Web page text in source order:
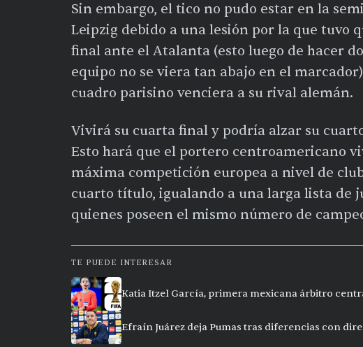
Sin embargo, el tico no pudo estar en la
Leipzig debido a una lesión por la que tuvo
final ante el Atalanta (esto luego de hacer
equipo no se viera tan abajo en el
cuadro parisino venciera a su rival alemán.
Vivirá su cuarta final y podría alzar su
Esto hará que el portero centroamericano
máxima competición europea a nivel de
cuarto título, igualando a una larga lista de
quienes poseen el mismo número de
TE PUEDE INTERESAR
Katia Itzel García, primera mexicana árbitro
Efraín Juárez deja Pumas tras diferencias con